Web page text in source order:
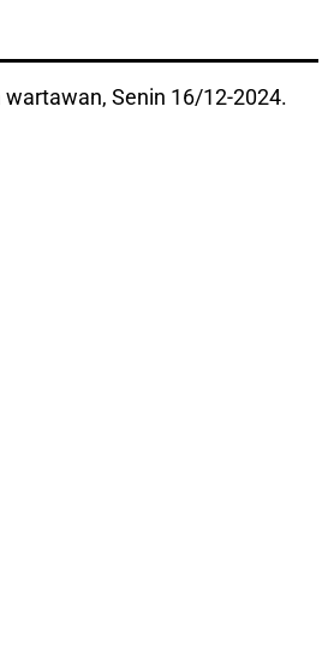
Senin 16/12-2024.